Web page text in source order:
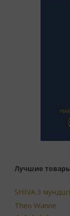
Лучшие
SHIVA 3
Theo Wanne